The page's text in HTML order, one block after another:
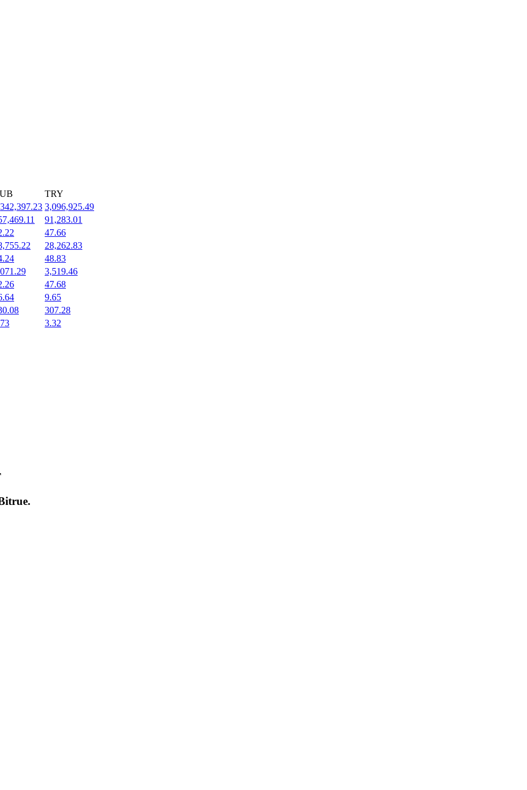
TRY
3,096,925.49
91,283.01
47.66
28,262.83
48.83
3,519.46
47.68
9.65
307.28
3.32
.